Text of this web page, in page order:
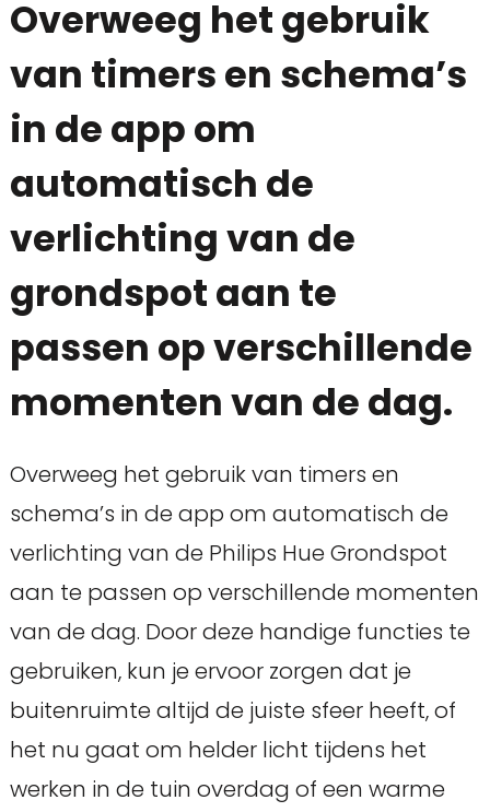
Overweeg het gebruik
van timers en schema’s
in de app om
automatisch de
verlichting van de
grondspot aan te
passen op verschillende
momenten van de dag.
Overweeg het gebruik van timers en
schema’s in de app om automatisch de
verlichting van de Philips Hue Grondspot
aan te passen op verschillende momenten
van de dag. Door deze handige functies te
gebruiken, kun je ervoor zorgen dat je
buitenruimte altijd de juiste sfeer heeft, of
het nu gaat om helder licht tijdens het
werken in de tuin overdag of een warme